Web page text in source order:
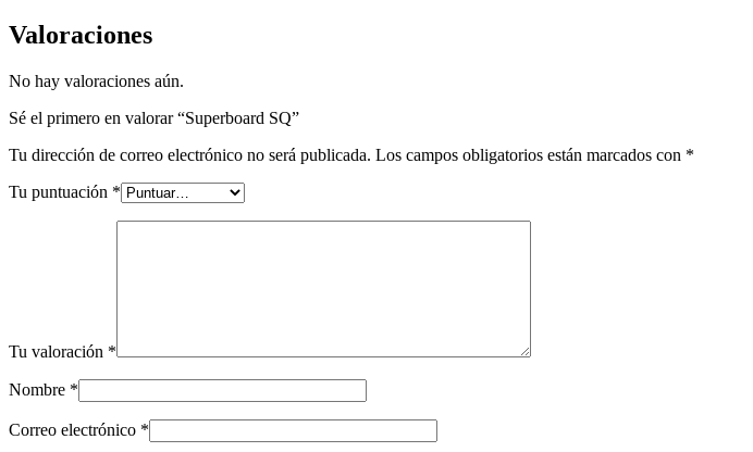
Valoraciones
No hay valoraciones aún.
Sé el primero en valorar “Superboard SQ”
Tu dirección de correo electrónico no será publicada. Los campos obligatorios están marcados con *
Tu puntuación *
Tu valoración *
Nombre *
Correo electrónico *